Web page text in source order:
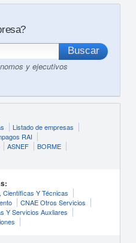
y ejecutivos
Listado de empresas
RAI
ASNEF
BORME
Científicas Y Técnicas
CNAE Otros Servicios
Y Servicios Auxliares